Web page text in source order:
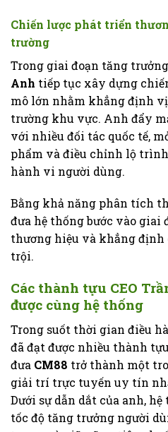
Chiến lược phát triển
trường
Trong giai đoạn tăng
Anh tiếp tục xây dựng
mô lớn nhằm khẳng định
trường khu vực. Anh đẩy
với nhiều đối tác quốc tế,
phẩm và điều chỉnh lộ
hành vi người dùng.
Bằng khả năng phân tích
đưa hệ thống bước vào giai
thương hiệu và khẳng
trội.
Các thành tựu CEO
được cùng hệ thống
Trong suốt thời gian điều
đã đạt được nhiều thành
đưa CM88 trở thành một
giải trí trực tuyến uy tín
Dưới sự dẫn dắt của anh,
tốc độ tăng trưởng người